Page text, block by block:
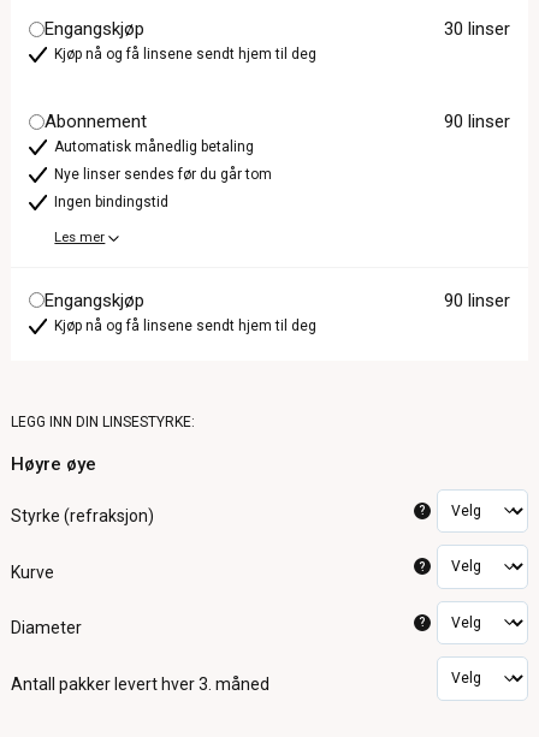
Engangskjøp 30 linser
Kjøp nå og få linsene sendt hjem til deg
Abonnement 90 linser
Automatisk månedlig betaling
Nye linser sendes før du går tom
Ingen bindingstid
Les mer
Engangskjøp 90 linser
Kjøp nå og få linsene sendt hjem til deg
LEGG INN DIN LINSESTYRKE:
Høyre øye
Styrke (refraksjon) ?
Kurve ?
Diameter ?
Antall pakker levert hver 3. måned